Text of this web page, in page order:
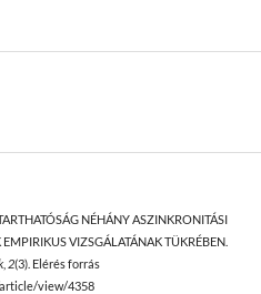
NÉHÁNY ASZINKRONITÁSI
VIZSGÁLATÁNAK TÜKRÉBEN.
, 2(3). Elérés forrás
view/4358